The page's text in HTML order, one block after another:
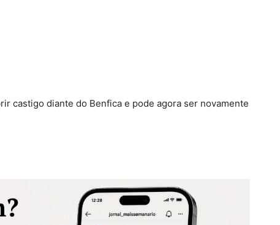
castigo diante do Benfica e pode agora ser novamente